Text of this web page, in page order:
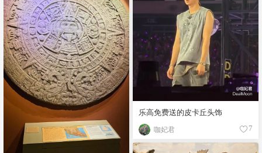
乐高免费送的皮卡丘头饰
咖妃君 7